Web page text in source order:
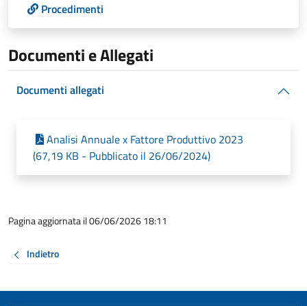
Procedimenti
Documenti e Allegati
Documenti allegati
Analisi Annuale x Fattore Produttivo 2023
(67,19 KB - Pubblicato il 26/06/2024)
Pagina aggiornata il 06/06/2026 18:11
Indietro